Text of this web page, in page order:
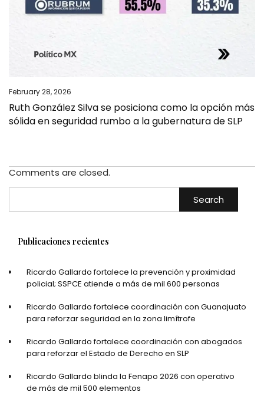
February 28, 2026
Ruth González Silva se posiciona como la opción más
sólida en seguridad rumbo a la gubernatura de SLP
Comments are closed.
Search
Publicaciones recientes
Ricardo Gallardo fortalece la prevención y proximidad
policial; SSPCE atiende a más de mil 600 personas
Ricardo Gallardo fortalece coordinación con Guanajuato
para reforzar seguridad en la zona limítrofe
Ricardo Gallardo fortalece coordinación con abogados
para reforzar el Estado de Derecho en SLP
Ricardo Gallardo blinda la Fenapo 2026 con operativo
de más de mil 500 elementos